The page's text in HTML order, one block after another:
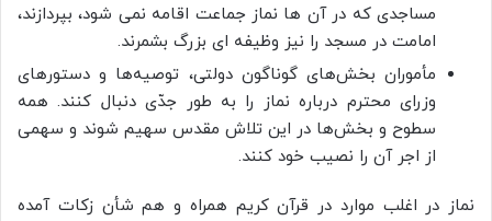
مساجدی که در آن ها نماز جماعت اقامه نمی شود، بپردازند،
امامت در مسجد را نیز وظیفه ای بزرگ بشمرند.
مأموران بخش‌های گوناگون دولتی، توصیه‌ها و دستورهای
وزرای محترم درباره نماز را به طور جدّی دنبال کنند. همه
سطوح و بخش‌ها در این تلاش مقدس سهیم شوند و سهمی
از اجر آن را نصیب خود کنند.
نماز در اغلب موارد در قرآن کریم همراه و هم شأن زکات آمده